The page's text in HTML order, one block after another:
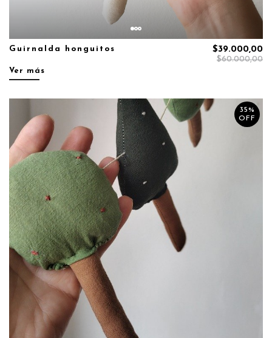
Guirnalda honguitos $39.000,00
$60.000,00
Ver más
35%
OFF